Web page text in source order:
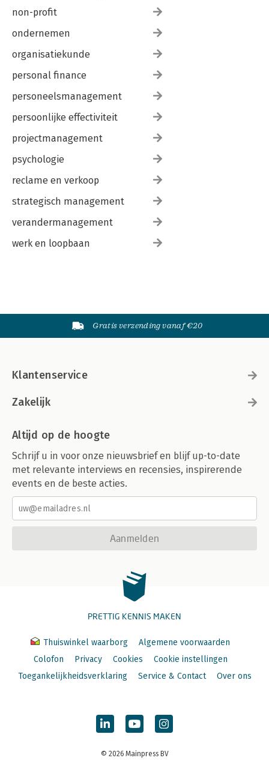
non-profit
ondernemen
organisatiekunde
personal finance
personeelsmanagement
persoonlijke effectiviteit
projectmanagement
psychologie
reclame en verkoop
strategisch management
verandermanagement
werk en loopbaan
Gratis verzending vanaf €20
Klantenservice
Zakelijk
Altijd op de hoogte
Schrijf u in voor onze nieuwsbrief en blijf up-to-date
met relevante interviews en recensies, inspirerende
events en de beste acties.
Aanmelden
PRETTIG KENNIS MAKEN
Thuiswinkel waarborg
Algemene voorwaarden
Colofon
Privacy Cookies
Cookie instellingen
Toegankelijkheidsverklaring
Service & Contact Over ons
© 2026 Mainpress BV